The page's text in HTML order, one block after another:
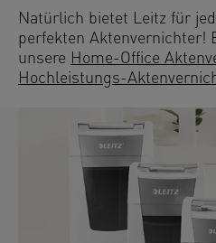
Natürlich bietet Leitz für
perfekten Aktenvernichter!
unsere Home-Office
Hochleistungs-